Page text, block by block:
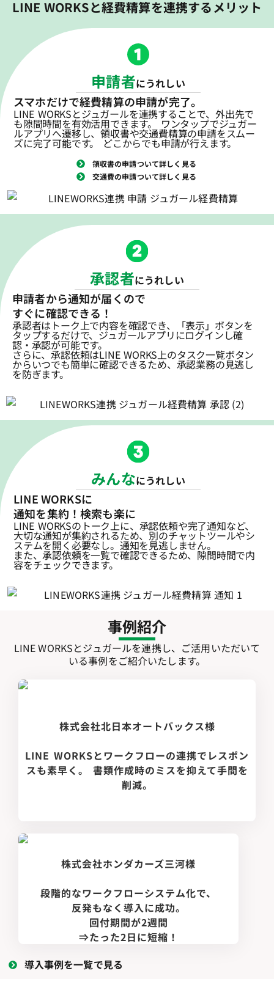
LINE WORKSと経費精算を連携するメリット
申請者にうれしい
スマホだけで経費精算の申請が完了。
LINE WORKSとジュガールを連携することで、外出先で
も隙間時間を有効活用できます。 ワンタップでジュガー
ルアプリへ遷移し、領収書や交通費精算の申請をスムー
ズに完了可能です。 どこからでも申請が行えます。
領収書の申請ついて詳しく見る
交通費の申請ついて詳しく見る
承認者にうれしい
申請者から通知が届くので
すぐに確認できる！
承認者はトーク上で内容を確認でき、「表示」ボタンを
タップするだけで、ジュガールアプリにログインし確
認・承認が可能です。
さらに、承認依頼はLINE WORKS上のタスク一覧ボタン
からいつでも簡単に確認できるため、承認業務の見逃し
を防ぎます。
みんなにうれしい
LINE WORKSに
通知を集約！検索も楽に
LINE WORKSのトーク上に、承認依頼や完了通知など、
大切な通知が集約されるため、別のチャットツールやシ
ステムを開く必要なし。通知を見逃しません。
また、承認依頼を一覧で確認できるため、隙間時間で内
容をチェックできます。
事例紹介
LINE WORKSとジュガールを連携し、ご活用いただいて
いる事例をご紹介いたします。
株式会社北日本オートバックス様
LINE WORKSとワークフローの連携でレスポン
スも素早く。 書類作成時のミスを抑えて手間を
削減。
株式会社ホンダカーズ三河様
段階的なワークフローシステム化で、
反発もなく導入に成功。
回付期間が2週間
⇒たった2日に短縮！
導入事例を一覧で見る